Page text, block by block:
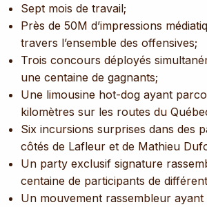
Sept mois de travail;
Près de 50M d’impressions
travers l’ensemble des offensives;
Trois concours déployés
une centaine de gagnants;
Une limousine hot-dog ayant
kilomètres sur les routes du
Six incursions surprises dans des
côtés de Lafleur et de Mathieu
Un party exclusif signature
centaine de participants de
Un mouvement rassembleur ayant